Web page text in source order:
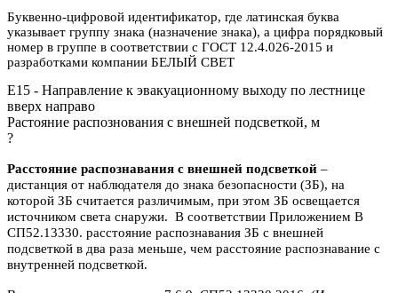
Буквенно-цифровой идентификатор, где латинская буква
указывает группу знака (назначение знака), а цифра порядковый
номер в группе в соответствии с ГОСТ 12.4.026-2015 и
разработками компании БЕЛЫЙ СВЕТ
E15 - Направление к эвакуационному выходу по лестнице
вверх направо
Растояние распознования с внешней подсветкой, м
?
Расстояние распознавания с внешней подсветкой –
дистанция от наблюдателя до знака безопасности (ЗБ), на
которой ЗБ считается различимым, при этом ЗБ освещается
источником света снаружи. В соответствии Приложением В
СП52.13330. расстояние распознавания ЗБ с внешней
подсветкой в два раза меньше, чем расстояние распознавание с
внутренней подсветкой.